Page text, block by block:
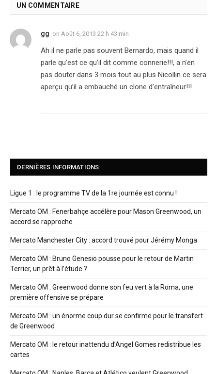
UN COMMENTAIRE
gg on Août 6, 2013 22 h 43 min
Ah il ne parle pas souvent Bernardo, mais quand il
parle qu’est ce qu’il dit comme connerie!!!, a n’en
pas douter dans 3 mois tout au plus Nicollin ce sera
aperçu qu’il a embauché un clone d’entraîneur!!!
DERNIÈRES INFORMATIONS
Ligue 1 : le programme TV de la 1re journée est connu !
Mercato OM : Fenerbahçe accélère pour Mason Greenwood, un
accord se rapproche
Mercato Manchester City : accord trouvé pour Jérémy Monga
Mercato OM : Bruno Genesio pousse pour le retour de Martin
Terrier, un prêt à l’étude ?
Mercato OM : Greenwood donne son feu vert à la Roma, une
première offensive se prépare
Mercato OM : un énorme coup dur se confirme pour le transfert
de Greenwood
Mercato OM : le retour inattendu d’Angel Gomes redistribue les
cartes